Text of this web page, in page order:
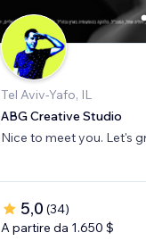
Tel Aviv-Yafo, IL
ABG Creative Studio
Nice to meet you. Let's
5,0 (34)
A partire da 1.650 $